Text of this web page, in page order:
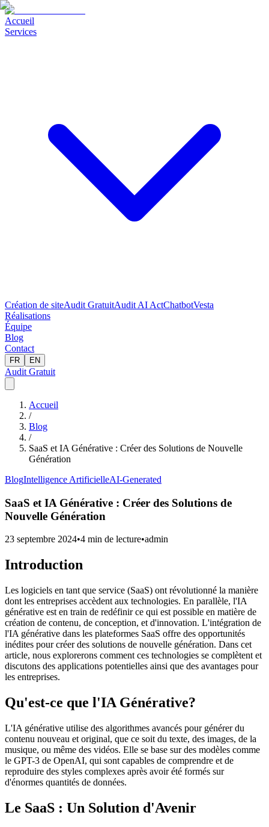
Accueil
Services
Création de siteAudit GratuitAudit AI ActChatbotVesta
Réalisations
Équipe
Blog
Contact
FR EN
Audit Gratuit
Accueil
/
Blog
/
SaaS et IA Générative : Créer des Solutions de Nouvelle
Génération
BlogIntelligence ArtificielleAI-Generated
SaaS et IA Générative : Créer des Solutions de
Nouvelle Génération
23 septembre 2024•4 min de lecture•admin
Introduction
Les logiciels en tant que service (SaaS) ont révolutionné la manière
dont les entreprises accèdent aux technologies. En parallèle, l'IA
générative est en train de redéfinir ce qui est possible en matière de
création de contenu, de conception, et d'innovation. L'intégration de
l'IA générative dans les plateformes SaaS offre des opportunités
inédites pour créer des solutions de nouvelle génération. Dans cet
article, nous explorerons comment ces technologies se complètent et
discutons des applications potentielles ainsi que des avantages pour
les entreprises.
Qu'est-ce que l'IA Générative?
L'IA générative utilise des algorithmes avancés pour générer du
contenu nouveau et original, que ce soit du texte, des images, de la
musique, ou même des vidéos. Elle se base sur des modèles comme
le GPT-3 de OpenAI, qui sont capables de comprendre et de
reproduire des styles complexes après avoir été formés sur
d'énormes quantités de données.
Le SaaS : Un Solution d'Avenir